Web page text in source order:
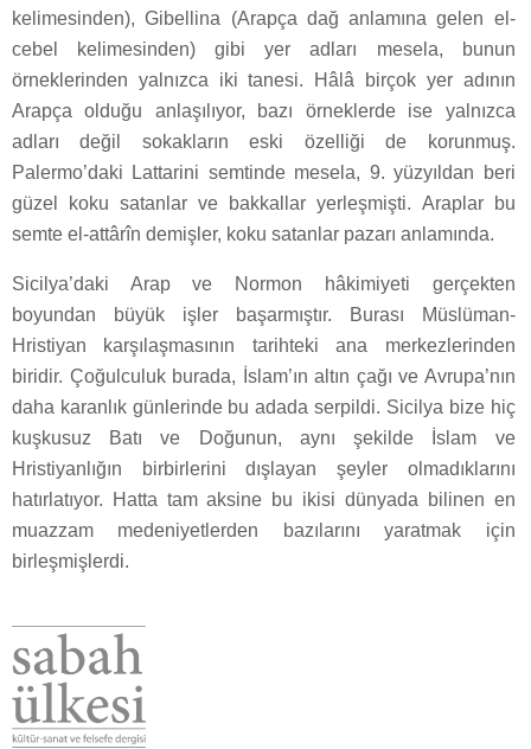
kelimesinden), Gibellina (Arapça dağ anlamına gelen el-
cebel kelimesinden) gibi yer adları mesela, bunun
örneklerinden yalnızca iki tanesi. Hâlâ birçok yer adının
Arapça olduğu anlaşılıyor, bazı örneklerde ise yalnızca
adları değil sokakların eski özelliği de korunmuş.
Palermo’daki Lattarini semtinde mesela, 9. yüzyıldan beri
güzel koku satanlar ve bakkallar yerleşmişti. Araplar bu
semte el-attârîn demişler, koku satanlar pazarı anlamında.
Sicilya’daki Arap ve Normon hâkimiyeti gerçekten
boyundan büyük işler başarmıştır. Burası Müslüman-
Hristiyan karşılaşmasının tarihteki ana merkezlerinden
biridir. Çoğulculuk burada, İslam’ın altın çağı ve Avrupa’nın
daha karanlık günlerinde bu adada serpildi. Sicilya bize hiç
kuşkusuz Batı ve Doğunun, aynı şekilde İslam ve
Hristiyanlığın birbirlerini dışlayan şeyler olmadıklarını
hatırlatıyor. Hatta tam aksine bu ikisi dünyada bilinen en
muazzam medeniyetlerden bazılarını yaratmak için
birleşmişlerdi.